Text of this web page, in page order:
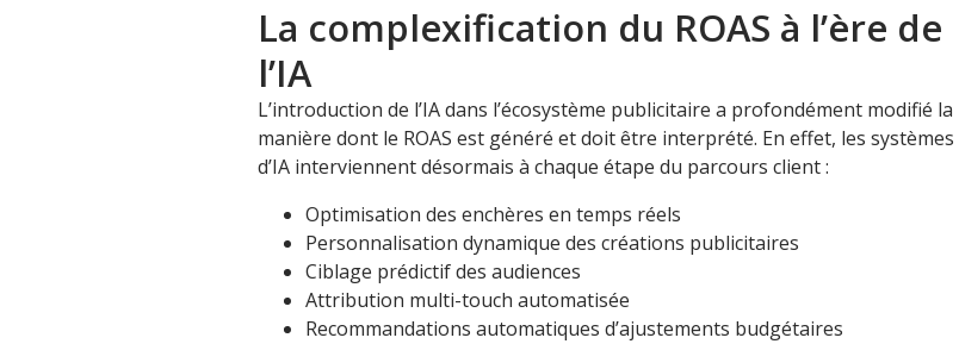
La complexification du ROAS à l’ère de
l’IA
L’introduction de l’IA dans l’écosystème publicitaire a profondément modifié la
manière dont le ROAS est généré et doit être interprété. En effet, les systèmes
d’IA interviennent désormais à chaque étape du parcours client :
Optimisation des enchères en temps réels
Personnalisation dynamique des créations publicitaires
Ciblage prédictif des audiences
Attribution multi-touch automatisée
Recommandations automatiques d’ajustements budgétaires